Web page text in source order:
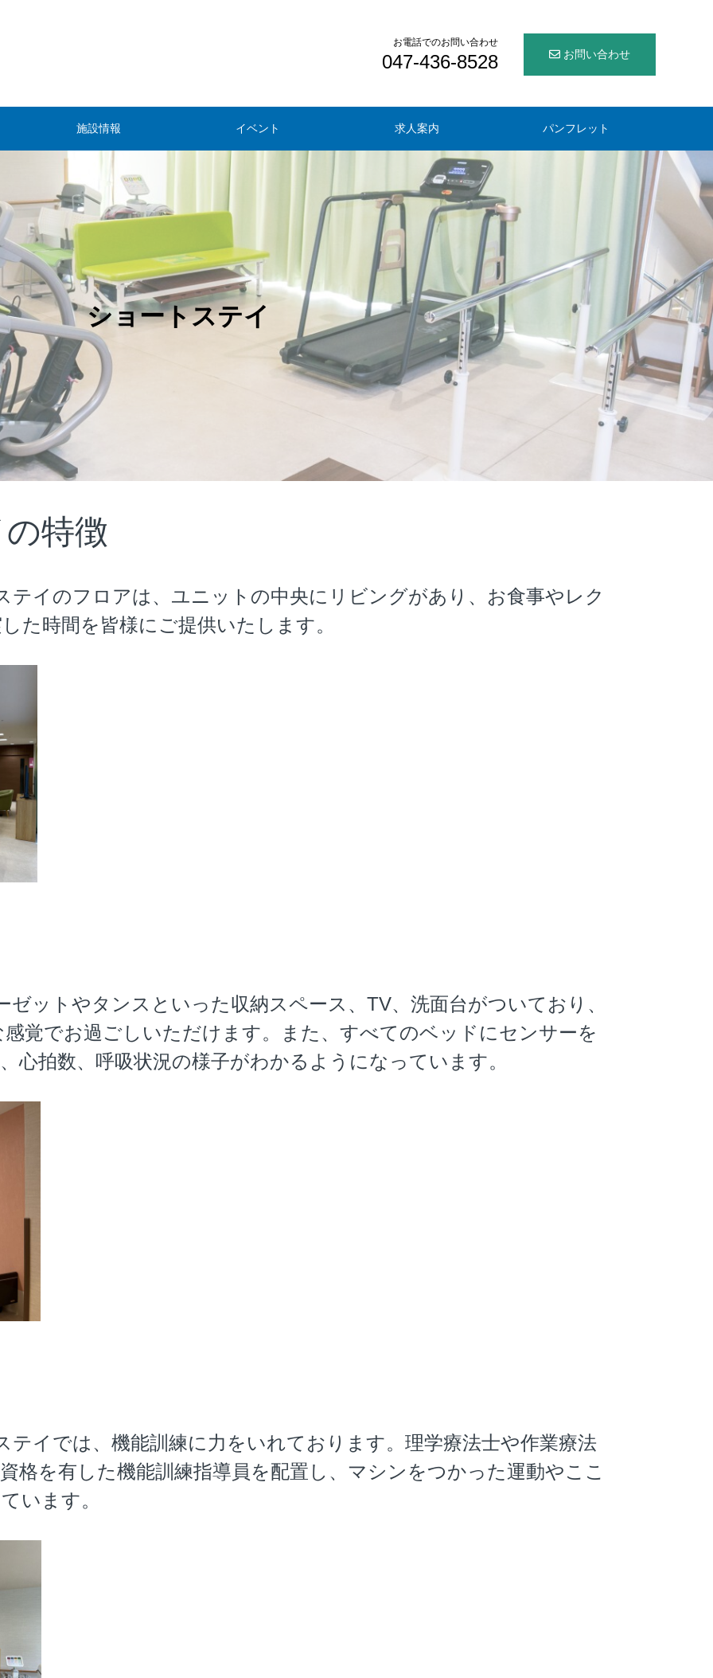
お電話でのお問い合わせ
047-436-8528 お問い合わせ
施設情報 イベント 求人案内 パンフレット
ショートステイ
特徴
テイのフロアは、ユニットの中央にリビングがあり、お食事やレク
た時間を皆様にご提供いたします。
ゼットやタンスといった収納スペース、TV、洗面台がついており、
覚でお過ごしいただけます。また、すべてのベッドにセンサーを
心拍数、呼吸状況の様子がわかるようになっています。
テイでは、機能訓練に力をいれております。理学療法士や作業療法
格を有した機能訓練指導員を配置し、マシンをつかった運動やここ
います。